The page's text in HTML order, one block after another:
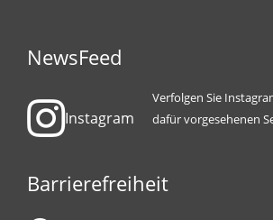
NewsFeed
Instagram
Verfolgen Sie
dafür vorgesehenen
Barrierefreiheit